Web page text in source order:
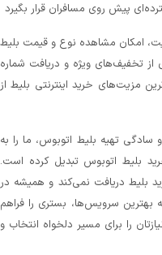
پیش روی مسافران قرار بگیرد
امکان مشاهده نوع و قیمت بلیط
تخفیف‌های ویژه و دریافت شماره‌
مزیت‌های خرید اینترنتی بلیط از
در کنار پشتیبانی‌ ۲۴ ساعته و سادگی تهیه بلیط اتوبوس، ما را به
بلیط اتوبوس تبدیل کرده است.
خرید بلیط دریافت نمی‌کند و همیشه در
بهترین سرویس‌ها، بستری را فراهم
را برای مسیر دلخواه انتخاب و